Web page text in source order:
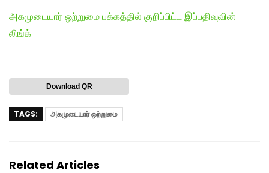
அகமுடையார் ஒற்றுமை பக்கத்தில் குறிப்பிட்ட இப்பதிவுவின்
லிங்க்
Download QR
TAGS: அகமுடையார் ஒற்றுமை
Related Articles